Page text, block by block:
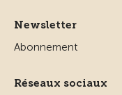
Newsletter
Abonnement
Réseaux sociaux